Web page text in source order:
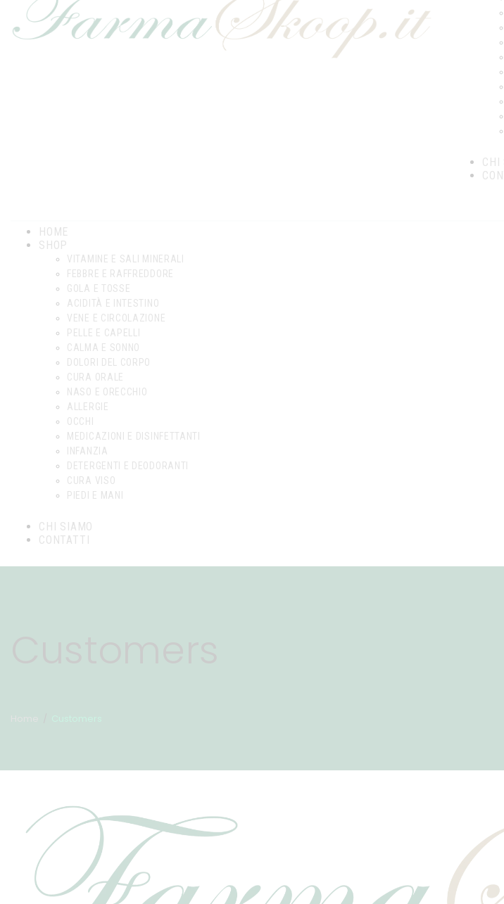
CHI
HOME
SHOP
VITAMINE E SALI MINERALI
FEBBRE E RAFFREDDORE
GOLA E TOSSE
ACIDITÀ E INTESTINO
VENE E CIRCOLAZIONE
PELLE E CAPELLI
CALMA E SONNO
DOLORI DEL CORPO
CURA ORALE
NASO E ORECCHIO
ALLERGIE
OCCHI
MEDICAZIONI E DISINFETTANTI
INFANZIA
DETERGENTI E DEODORANTI
CURA VISO
PIEDI E MANI
CHI SIAMO
CONTATTI